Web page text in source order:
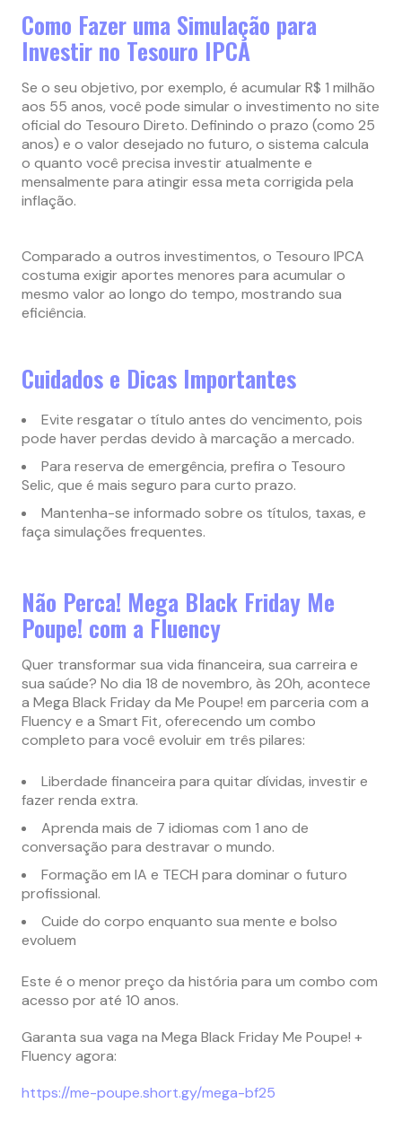
Como Fazer uma Simulação para
Investir no Tesouro IPCA
Se o seu objetivo, por exemplo, é acumular R$ 1 milhão
aos 55 anos, você pode simular o investimento no site
oficial do Tesouro Direto. Definindo o prazo (como 25
anos) e o valor desejado no futuro, o sistema calcula
o quanto você precisa investir atualmente e
mensalmente para atingir essa meta corrigida pela
inflação.
Comparado a outros investimentos, o Tesouro IPCA
costuma exigir aportes menores para acumular o
mesmo valor ao longo do tempo, mostrando sua
eficiência.
Cuidados e Dicas Importantes
Evite resgatar o título antes do vencimento, pois
pode haver perdas devido à marcação a mercado.
Para reserva de emergência, prefira o Tesouro
Selic, que é mais seguro para curto prazo.
Mantenha-se informado sobre os títulos, taxas, e
faça simulações frequentes.
Não Perca! Mega Black Friday Me
Poupe! com a Fluency
Quer transformar sua vida financeira, sua carreira e
sua saúde? No dia 18 de novembro, às 20h, acontece
a Mega Black Friday da Me Poupe! em parceria com a
Fluency e a Smart Fit, oferecendo um combo
completo para você evoluir em três pilares:
Liberdade financeira para quitar dívidas, investir e
fazer renda extra.
Aprenda mais de 7 idiomas com 1 ano de
conversação para destravar o mundo.
Formação em IA e TECH para dominar o futuro
profissional.
Cuide do corpo enquanto sua mente e bolso
evoluem
Este é o menor preço da história para um combo com
acesso por até 10 anos.
Garanta sua vaga na Mega Black Friday Me Poupe! +
Fluency agora:
https://me-poupe.short.gy/mega-bf25